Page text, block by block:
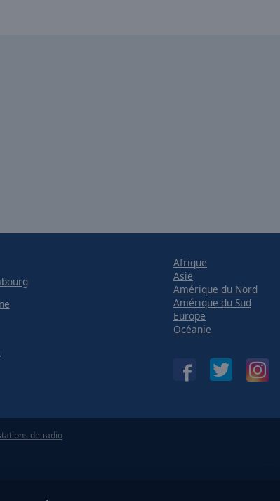
Afrique
Asie
Amérique du Nord
Amérique du Sud
Europe
Océanie
de radio